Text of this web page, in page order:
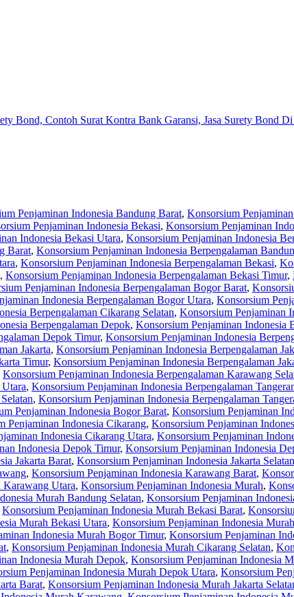
Penjaminan Indonesia Bandung Barat, Konsorsium
Penjaminan Indonesia Bekasi, Konsorsium Penjaminan
Indonesia Bekasi Utara, Konsorsium Penjaminan Indonesia
Barat, Konsorsium Penjaminan Indonesia Berpengalaman
, Konsorsium Penjaminan Indonesia Berpengalaman Bekasi,
, Konsorsium Penjaminan Indonesia Berpengalaman Bekasi Timur,
Penjaminan Indonesia Berpengalaman Bogor Barat,
Indonesia Berpengalaman Bogor Utara, Konsorsium
Berpengalaman Cikarang Selatan, Konsorsium Penjaminan
Berpengalaman Depok, Konsorsium Penjaminan Indonesia
Depok Timur, Konsorsium Penjaminan Indonesia
Jakarta, Konsorsium Penjaminan Indonesia Berpengalaman
Timur, Konsorsium Penjaminan Indonesia Berpengalaman
Konsorsium Penjaminan Indonesia Berpengalaman Karawang
, Konsorsium Penjaminan Indonesia Berpengalaman
, Konsorsium Penjaminan Indonesia Berpengalaman
Penjaminan Indonesia Bogor Barat, Konsorsium Penjaminan
Penjaminan Indonesia Cikarang, Konsorsium Penjaminan
Indonesia Cikarang Utara, Konsorsium Penjaminan
Indonesia Depok Timur, Konsorsium Penjaminan Indonesia
Jakarta Barat, Konsorsium Penjaminan Indonesia Jakarta Selatan
, Konsorsium Penjaminan Indonesia Karawang Barat,
Karawang Utara, Konsorsium Penjaminan Indonesia Murah,
Murah Bandung Selatan, Konsorsium Penjaminan
Konsorsium Penjaminan Indonesia Murah Bekasi Barat,
Murah Bekasi Utara, Konsorsium Penjaminan Indonesia
Indonesia Murah Bogor Timur, Konsorsium Penjaminan
, Konsorsium Penjaminan Indonesia Murah Cikarang Selatan,
Indonesia Murah Depok, Konsorsium Penjaminan Indonesia
Penjaminan Indonesia Murah Depok Utara, Konsorsium
Barat, Konsorsium Penjaminan Indonesia Murah Jakarta